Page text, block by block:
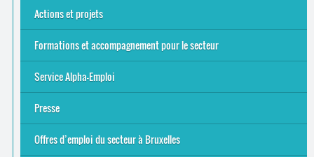
Actions et projets
Alpha-Jeux
Arts & Alpha
Jeudis du Cinéma
Le projet Alpha-TIC
Notre projet FSE
Tac-TIC Emploi
Formations et accompagnement pour le secteur
S’initier
Se former
Se rencontrer
Être accompagné·e
Service Alpha-Emploi
Équipe et contacts
Accompagnement individuel
Accompagnement collectif
Folder Service Alpha-Emploi
Presse
2021
2024
2025
Offres d’emploi du secteur à Bruxelles